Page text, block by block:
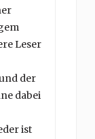
Leser
der
dabei
ist